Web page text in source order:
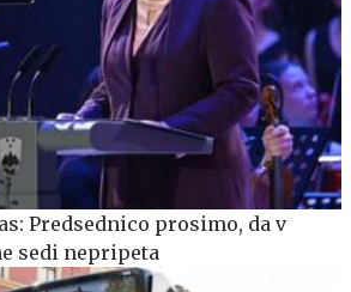
Predsednico prosimo, da v
sedi nepripeta